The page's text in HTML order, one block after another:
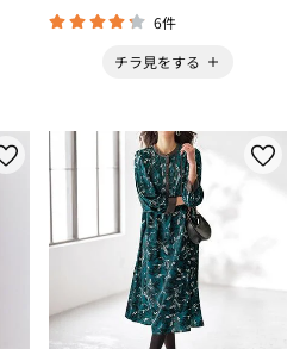
6件
チラ見をする